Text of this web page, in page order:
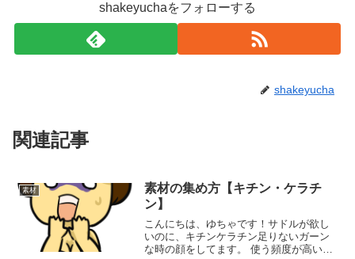
shakeyuchaをフォローする
shakeyucha
関連記事
素材
素材の集め方【キチン・ケラチ
ン】
こんにちは、ゆちゃです！サドルが欲し
いのに、キチンケラチン足りないガーン
な時の顔をしてます。 使う頻度が高いの